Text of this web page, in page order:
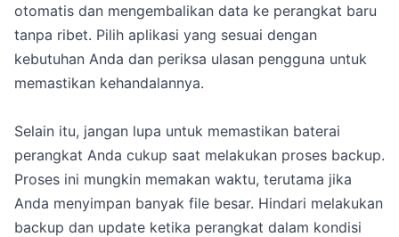
otomatis dan mengembalikan data ke perangkat baru
tanpa ribet. Pilih aplikasi yang sesuai dengan
kebutuhan Anda dan periksa ulasan pengguna untuk
memastikan kehandalannya.
Selain itu, jangan lupa untuk memastikan baterai
perangkat Anda cukup saat melakukan proses backup.
Proses ini mungkin memakan waktu, terutama jika
Anda menyimpan banyak file besar. Hindari melakukan
backup dan update ketika perangkat dalam kondisi